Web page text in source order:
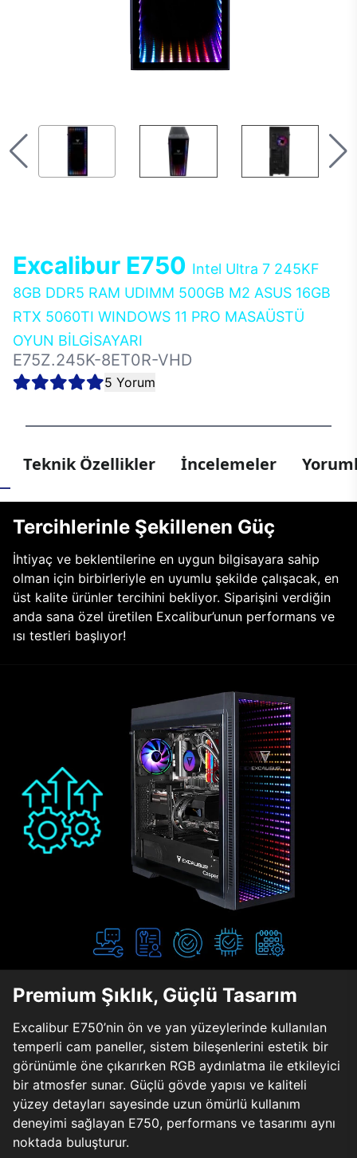
Excalibur E750 Intel Ultra 7 245KF
8GB DDR5 RAM UDIMM 500GB M2 ASUS 16GB
RTX 5060TI WINDOWS 11 PRO MASAÜSTÜ
OYUN BİLGİSAYARI
E75Z.245K-8ET0R-VHD
5 Yorum
Teknik Özellikler İncelemeler
Tercihlerinle Şekillenen Güç
İhtiyaç ve beklentilerine en uygun bilgisayara sahip
olman için birbirleriyle en uyumlu şekilde çalışacak, en
üst kalite ürünler tercihini bekliyor. Siparişini verdiğin
anda sana özel üretilen Excalibur’unun performans ve
ısı testleri başlıyor!
Premium Şıklık, Güçlü Tasarım
Excalibur E750’nin ön ve yan yüzeylerinde kullanılan
temperli cam paneller, sistem bileşenlerini estetik bir
görünümle öne çıkarırken RGB aydınlatma ile etkileyici
bir atmosfer sunar. Güçlü gövde yapısı ve kaliteli
yüzey detayları sayesinde uzun ömürlü kullanım
deneyimi sağlayan E750, performans ve tasarımı aynı
noktada buluşturur.